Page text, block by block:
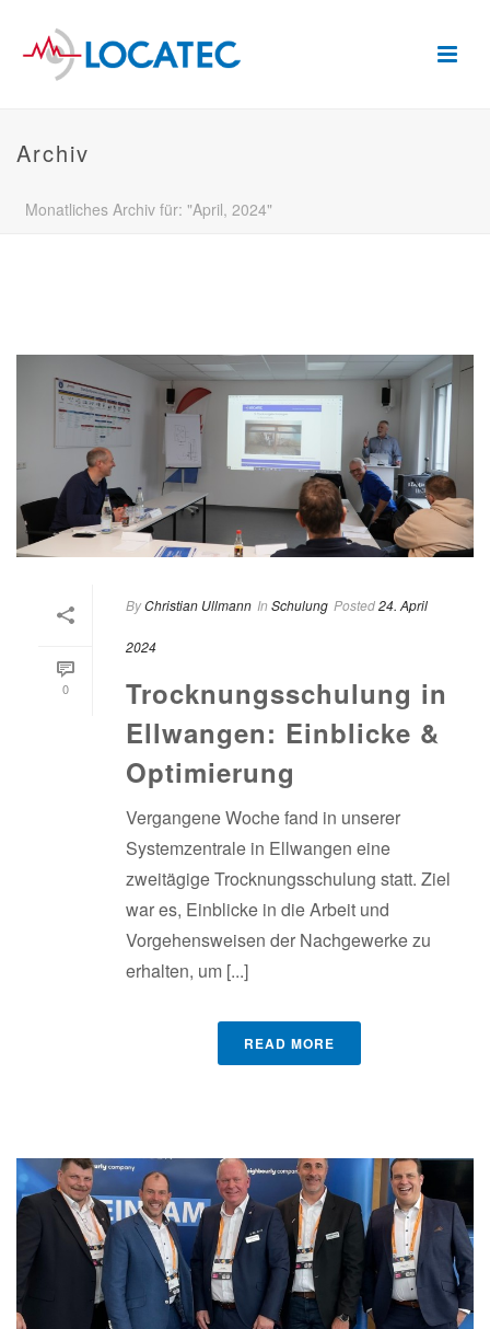
Archiv
Monatliches Archiv für: "April, 2024"
0
ByChristian Ullmann In Schulung Posted24. April
2024
Trocknungsschulung in
Ellwangen: Einblicke &
Optimierung
Vergangene Woche fand in unserer
Systemzentrale in Ellwangen eine
zweitägige Trocknungsschulung statt. Ziel
war es, Einblicke in die Arbeit und
Vorgehensweisen der Nachgewerke zu
erhalten, um [...]
READ MORE